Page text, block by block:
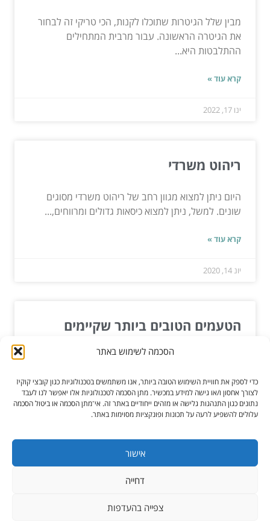
הסכמה לשימוש באתר
כדי לספק את חוויית השימוש הטובה ביותר, אנו משתמשים בטכנולוגיות כגון קובצי קוקיז
לצורך אחסון ו/או גישה למידע במכשיר. מתן הסכמה לטכנולוגיות אלו יאפשר לנו לעבד
נתונים כגון התנהגות גלישה או מזהים ייחודיים באתר זה. אי־מתן הסכמה או ביטול הסכמה
עלולים להשפיע לרעה על תכונות ופונקציות מסוימות באתר.
אישור
דחייה
צפייה בהעדפות
מבין שלל הגיטרות שתוכלו לקנות, הכי טריקי זה לבחור
את הגיטרה הראשונה. עבור מרבית המתחילים
ההתלבטות היא...
קרא עוד »
ינו 17, 2022
ריהוט משרדי
היום ניתן למצוא מגוון רחב של ריהוט משרדי מסוגים
שונים. למשל, ניתן למצוא כיסאות גדולים ומרווחים,...
קרא עוד »
יונ 14, 2020
הטעמים הטובים ביותר שקיימים
לאבקות חלבון
אבקות חלבון מתאימות למי שמעוניין בתוספת חלבונים
כדי להגדיל את מסת השריר ולהתמיד באימוני כושר...
קרא עוד »
כל הזכויות שמורות ל-הגורו מקלקן